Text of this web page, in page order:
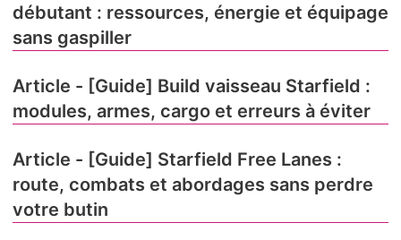
débutant : ressources, énergie et équipage
sans gaspiller
Article - [Guide] Build vaisseau Starfield :
modules, armes, cargo et erreurs à éviter
Article - [Guide] Starfield Free Lanes :
route, combats et abordages sans perdre
votre butin